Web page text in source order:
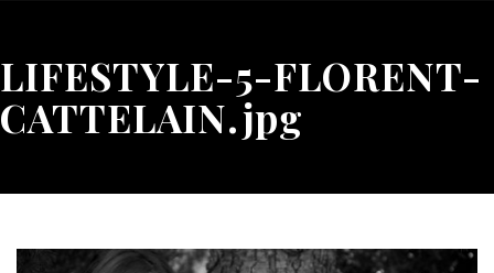
LIFESTYLE-5-FLORENT-
CATTELAIN.jpg